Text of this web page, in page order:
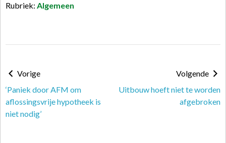
Rubriek: Algemeen
Vorige
‘Paniek door AFM om
aflossingsvrije hypotheek is
niet nodig’
Volgende
Uitbouw hoeft niet te worden
afgebroken